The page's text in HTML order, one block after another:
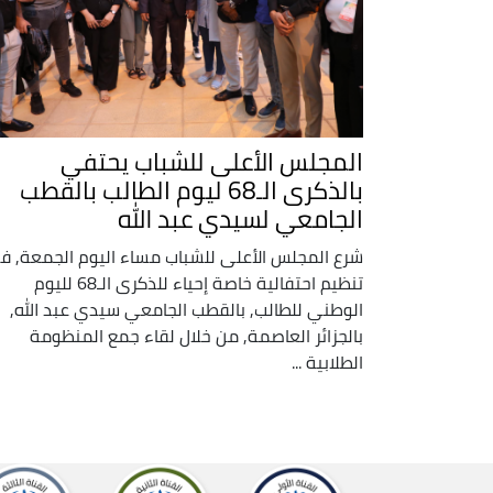
المجلس الأعلى للشباب يحتفي
بالذكرى الـ68 ليوم الطالب بالقطب
الجامعي لسيدي عبد الله
شرع المجلس الأعلى للشباب مساء اليوم الجمعة,
تنظيم احتفالية خاصة إحياء للذكرى الـ68 لليوم
الوطني للطالب, بالقطب الجامعي سيدي عبد الله,
بالجزائر العاصمة, من خلال لقاء جمع المنظومة
الطلابية ...